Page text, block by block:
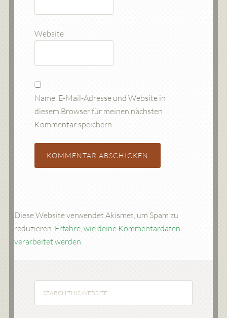
Website
Name, E-Mail-Adresse und Website in
diesem Browser für meinen nächsten
Kommentar speichern.
Diese Website verwendet Akismet, um Spam zu
reduzieren. Erfahre, wie deine Kommentardaten
verarbeitet werden.